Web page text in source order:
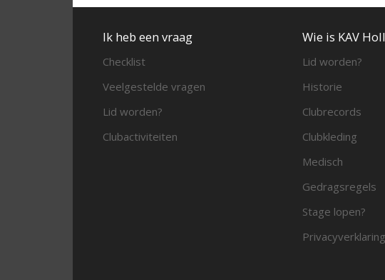
Ik heb een vraag
Checklist
Veelgestelde vragen
Lid worden?
Clubactiviteiten
Wie is KAV
Lid worden?
Historie
Clubrecords
Clubkleding
Medisch
Gedragsregels
Stage lopen?
Privacyverklaring